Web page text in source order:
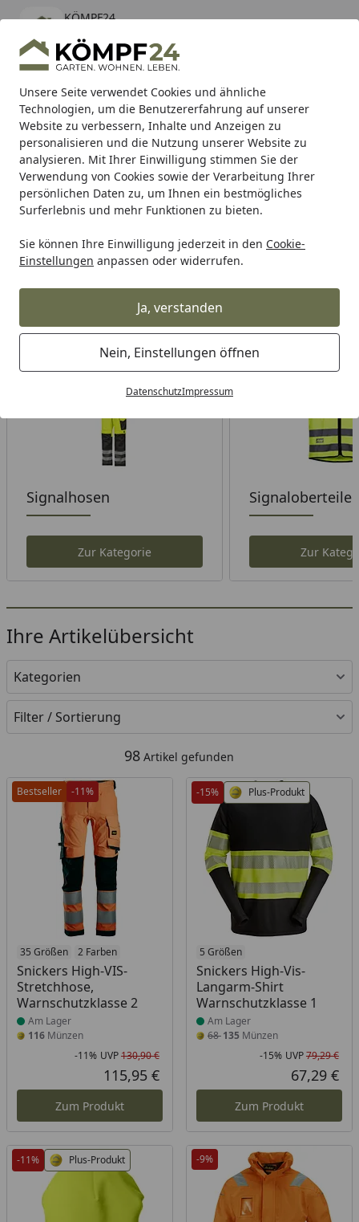
Unsere Seite verwendet Cookies und ähnliche
Technologien, um die Benutzererfahrung auf unserer
Website zu verbessern, Inhalte und Anzeigen zu
personalisieren und die Nutzung unserer Website zu
analysieren. Mit Ihrer Einwilligung stimmen Sie der
Verwendung von Cookies sowie der Verarbeitung Ihrer
persönlichen Daten zu, um Ihnen ein bestmögliches
Surferlebnis und mehr Funktionen zu bieten.
Sie können Ihre Einwilligung jederzeit in den Cookie-
Einstellungen anpassen oder widerrufen.
Ja, verstanden
Nein, Einstellungen öffnen
DatenschutzImpressum
KÖMPF24
kostenlos - Im App Store
Hotline
Alle Produkte
Mein Konto
Suchen
Karibu Pools inkl. gratis Sandfilteranlage & Pool-
Starterset (Gesamtwert bis 468,99€)
Startseite
Snickers Signalkleidung
Snickers Signalkleidung
Wählen Sie Ihre Wunschkategorie
Signalhosen
Zur Kategorie
Signaloberteile
Zur
Ihre Artikelübersicht
Kategorien
Filter / Sortierung
98 Artikel gefunden
Bestseller -11%
35 Größen 2 Farben
Snickers High-VIS-
Stretchhose,
Warnschutzklasse 2
Produkt am Lager
Am Lager
116 Münzen
Rabatt in Prozent
-11%
Ursprünglicher Preis
UVP130,90 €
Aktueller Preis
115,95 €
Zum Produkt
-15% Plus-Produkt
5 Größen
Snickers High-Vis-
Langarm-Shirt
Warnschutzklasse 1
Produkt am Lager
Am Lager
68135 Münzen
-15% UVP79,29 €
67,29 €
Zum Produkt
-11% Plus-Produkt -9%